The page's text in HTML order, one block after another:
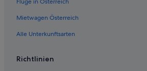
Hotels nahe U-Bahn-Station Alser Straße
Hotels nahe U-Bahn-Station Josefstädter
Hotels nahe U-Bahn-Station Rathaus
Hotels nahe U-Bahn-Station Thaliastraße
Mietwagen Österreich
Alle Unterkunftsarten
Richtlinien